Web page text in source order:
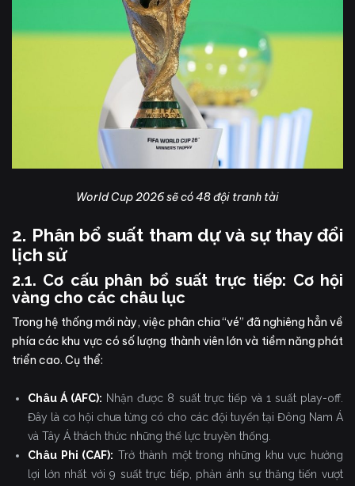
World Cup 2026 sẽ có 48 đội tranh tài
2. Phân bổ suất tham dự và sự thay đổi
lịch sử
2.1. Cơ cấu phân bổ suất trực tiếp: Cơ hội
vàng cho các châu lục
Trong hệ thống mới này, việc phân chia “vé” đã nghiêng hẳn về
phía các khu vực có số lượng thành viên lớn và tiềm năng phát
triển cao. Cụ thể:
Châu Á (AFC): Nhận được 8 suất trực tiếp và 1 suất play-off.
Đây là cơ hội chưa từng có cho các đội tuyển tại Đông Nam Á
và Tây Á thách thức những thế lực truyền thống.
Châu Phi (CAF): Trở thành một trong những khu vực hưởng
lợi lớn nhất với 9 suất trực tiếp, phản ánh sự thăng tiến vượt